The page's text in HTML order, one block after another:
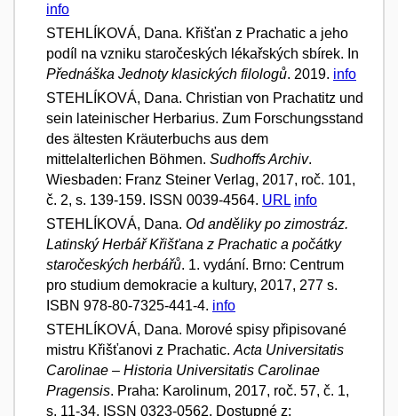
info
STEHLÍKOVÁ, Dana. Křišťan z Prachatic a jeho
podíl na vzniku staročeských lékařských sbírek. In
Přednáška Jednoty klasických filologů. 2019. info
STEHLÍKOVÁ, Dana. Christian von Prachatitz und
sein lateinischer Herbarius. Zum Forschungsstand
des ältesten Kräuterbuchs aus dem
mittelalterlichen Böhmen. Sudhoffs Archiv.
Wiesbaden: Franz Steiner Verlag, 2017, roč. 101,
č. 2, s. 139-159. ISSN 0039-4564. URL info
STEHLÍKOVÁ, Dana. Od anděliky po zimostráz.
Latinský Herbář Křišťana z Prachatic a počátky
staročeských herbářů. 1. vydání. Brno: Centrum
pro studium demokracie a kultury, 2017, 277 s.
ISBN 978-80-7325-441-4. info
STEHLÍKOVÁ, Dana. Morové spisy připisované
mistru Křišťanovi z Prachatic. Acta Universitatis
Carolinae – Historia Universitatis Carolinae
Pragensis. Praha: Karolinum, 2017, roč. 57, č. 1,
s. 11-34. ISSN 0323-0562. Dostupné z: